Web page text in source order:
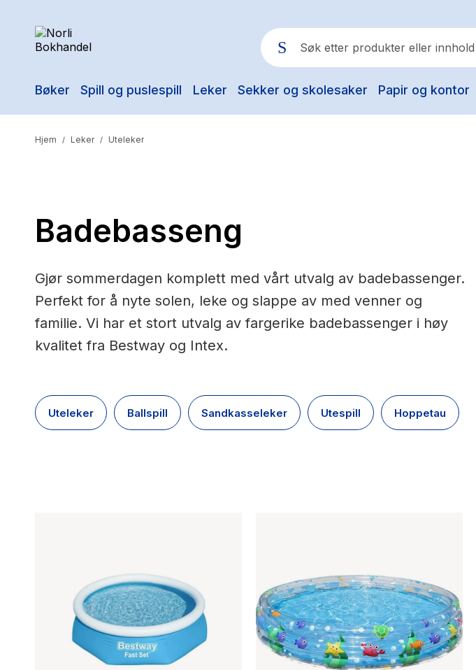
Bøker Spill og puslespill Leker Sekker og skolesaker Papir og kontor
Populære søk
Hypopressiv trening
The Housemaid
Hjem / Leker / Uteleker
Badebasseng
Gjør sommerdagen komplett med vårt utvalg av badebassenger.
Perfekt for å nyte solen, leke og slappe av med venner og
familie. Vi har et stort utvalg av fargerike badebassenger i høy
kvalitet fra Bestway og Intex.
Uteleker Ballspill Sandkasseleker Utespill Hoppetau